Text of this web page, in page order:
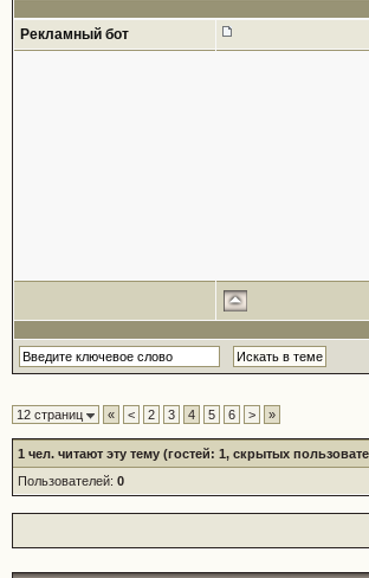
Рекламный бот
12 страниц « < 2 3 4 5 6 > »
1 чел. читают эту тему (гостей: 1, скрытых
Пользователей: 0